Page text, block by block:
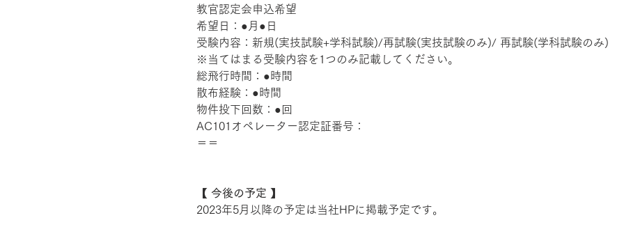
教官認定会申込希望
希望日：●月●日
受験内容：新規(実技試験+学科試験)/再試験(実技試験のみ)/ 再試験(学科試験のみ)
※当てはまる受験内容を1つのみ記載してください。
総飛行時間：●時間
散布経験：●時間
物件投下回数：●回
AC101オペレーター認定証番号：
＝＝
【 今後の予定 】
2023年5月以降の予定は当社HPに掲載予定です。